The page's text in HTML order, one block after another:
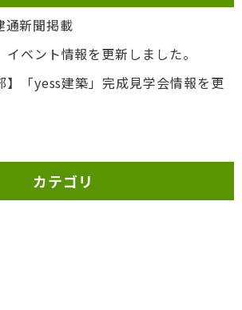
新聞掲載
イベント情報を更新しました。
】「yess建築」完成見学会情報を更
カテゴリ